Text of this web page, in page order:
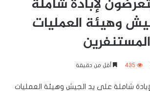
لإبادة شاملة
وهيئة العمليات
435 أقل من دقيقة
شاملة على يد الجيش وهيئة العمليات